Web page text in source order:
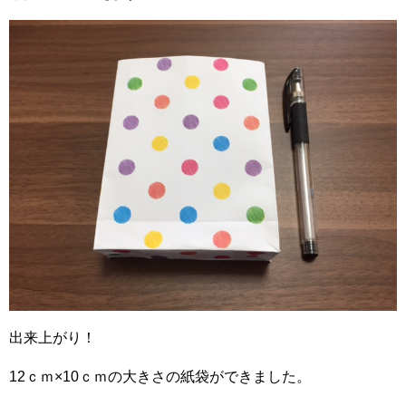
出来上がり！
12ｃｍ×10ｃｍの大きさの紙袋ができました。